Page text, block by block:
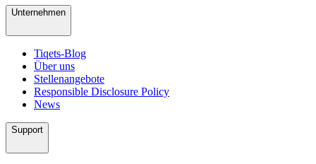
Unternehmen
Tiqets-Blog
Über uns
Stellenangebote
Responsible Disclosure Policy
News
Support